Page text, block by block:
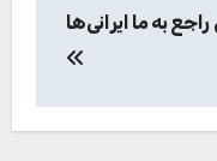
به ما ایرانی‌ها